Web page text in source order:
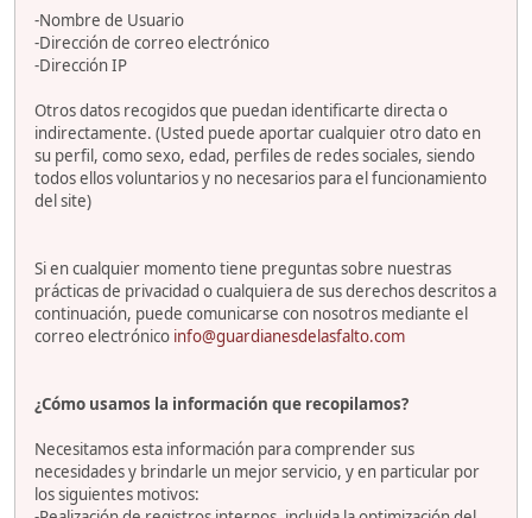
-Nombre de Usuario
-Dirección de correo electrónico
-Dirección IP
Otros datos recogidos que puedan identificarte directa o
indirectamente. (Usted puede aportar cualquier otro dato en
su perfil, como sexo, edad, perfiles de redes sociales, siendo
todos ellos voluntarios y no necesarios para el funcionamiento
del site)
Si en cualquier momento tiene preguntas sobre nuestras
prácticas de privacidad o cualquiera de sus derechos descritos a
continuación, puede comunicarse con nosotros mediante el
correo electrónico info@guardianesdelasfalto.com
¿Cómo usamos la información que recopilamos?
Necesitamos esta información para comprender sus
necesidades y brindarle un mejor servicio, y en particular por
los siguientes motivos: